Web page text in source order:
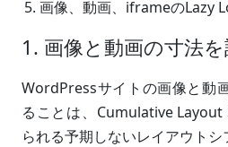
画像、動画、iframeのLazy
1. 画像と動画の寸法
WordPressサイトの画像と動
ることは、Cumulative Layout
られる予期しないレイアウト